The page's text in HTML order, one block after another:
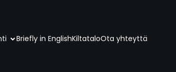
Briefly in EnglishKiltataloOta yhteyttä